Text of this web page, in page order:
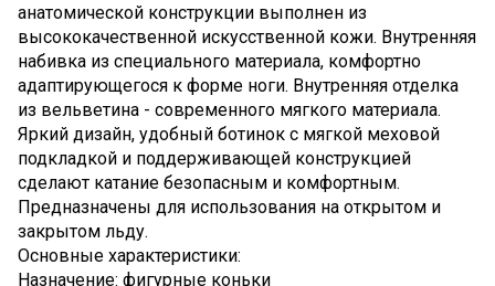
анатомической конструкции выполнен из
высококачественной искусственной кожи. Внутренняя
набивка из специального материала, комфортно
адаптирующегося к форме ноги. Внутренняя отделка
из вельветина - современного мягкого материала.
Яркий дизайн, удобный ботинок с мягкой меховой
подкладкой и поддерживающей конструкцией
сделают катание безопасным и комфортным.
Предназначены для использования на открытом и
закрытом льду.
Основные характеристики:
Назначение: фигурные коньки